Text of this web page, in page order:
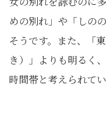
めの別れ」や「しの
そうです。また、「
き）」よりも明るく
時間帯と考えられてい